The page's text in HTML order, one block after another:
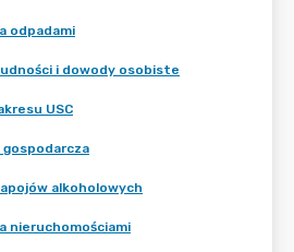
odpadami
i dowody osobiste
USC
gospodarcza
alkoholowych
nieruchomościami